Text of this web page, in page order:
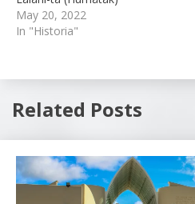
May 20, 2022
In "Historia"
Related Posts